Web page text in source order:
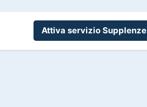
Attiva servizio Supplenze